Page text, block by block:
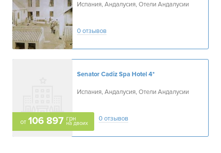
Испания, Андалусия, Отели Андалусии
0 отзывов
от 106 897 грн
на двоих
Senator Cadiz Spa Hotel4*
Испания, Андалусия, Отели Андалусии
0 отзывов